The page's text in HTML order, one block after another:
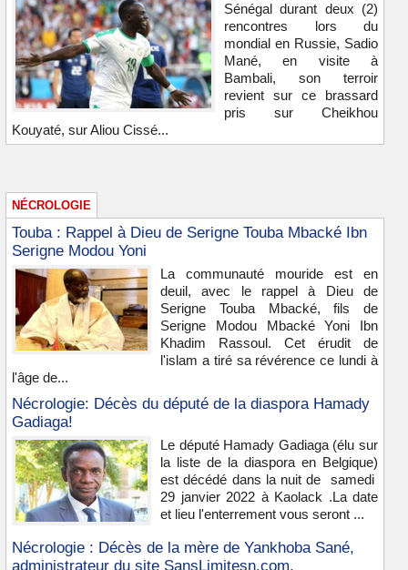
Sénégal durant deux (2)
rencontres lors du
mondial en Russie, Sadio
Mané, en visite à
Bambali, son terroir
revient sur ce brassard
pris sur Cheikhou
Kouyaté, sur Aliou Cissé...
NÉCROLOGIE
Touba : Rappel à Dieu de Serigne Touba Mbacké Ibn
Serigne Modou Yoni
La communauté mouride est en
deuil, avec le rappel à Dieu de
Serigne Touba Mbacké, fils de
Serigne Modou Mbacké Yoni Ibn
Khadim Rassoul. Cet érudit de
l'islam a tiré sa révérence ce lundi à
l'âge de...
Nécrologie: Décès du député de la diaspora Hamady
Gadiaga!
Le député Hamady Gadiaga (élu sur
la liste de la diaspora en Belgique)
est décédé dans la nuit de samedi
29 janvier 2022 à Kaolack .La date
et lieu l'enterrement vous seront ...
Nécrologie : Décès de la mère de Yankhoba Sané,
administrateur du site SansLimitesn.com.